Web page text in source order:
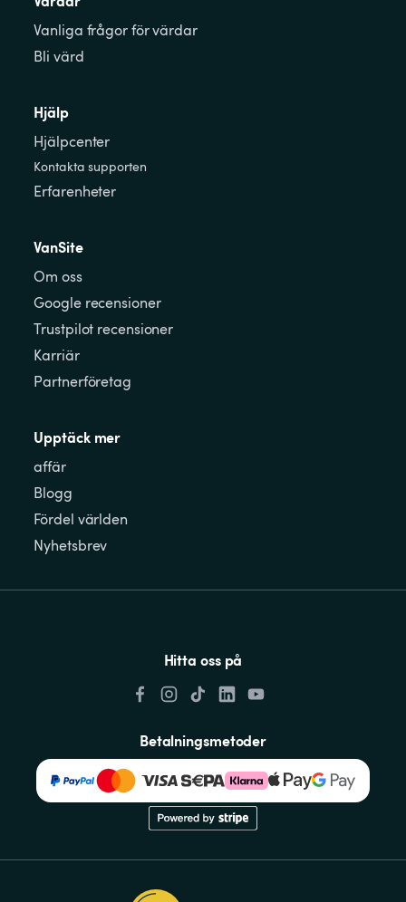
Vanliga frågor för värdar
Bli värd
Hjälp
Hjälpcenter
Kontakta supporten
Erfarenheter
VanSite
Om oss
Google recensioner
Trustpilot recensioner
Karriär
Partnerföretag
Upptäck mer
affär
Blogg
Fördel världen
Nyhetsbrev
Hitta oss på
Betalningsmetoder